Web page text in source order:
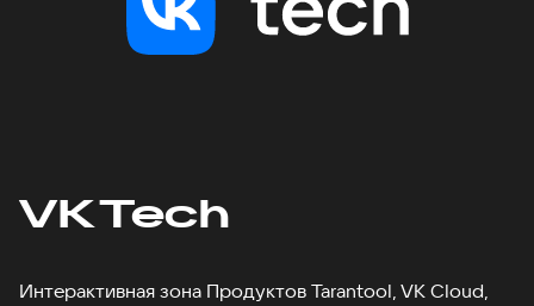
VK Tech
Интерактивная зона Продуктов Tarantool, VK Cloud,